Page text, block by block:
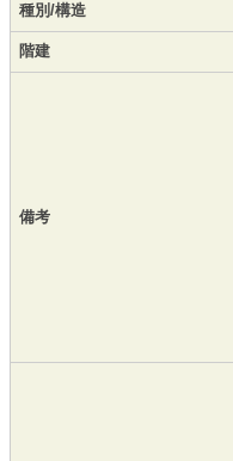
種別/構造
階建
備考